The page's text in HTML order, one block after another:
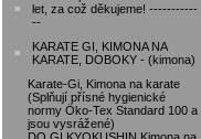
»
let, za což děkujeme! -----------
--
»
KARATE GI, KIMONA NA
KARATE, DOBOKY - (kimona)
Karate-Gi, Kimona na karate
(Splňují přísné hygienické
normy Öko-Tex Standard 100 a
jsou vysrážené)